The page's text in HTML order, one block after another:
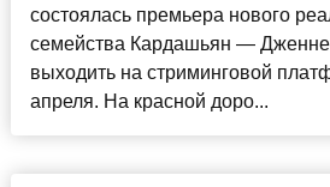
состоялась премьера нового
семейства Кардашьян —
выходить на стриминговой
апреля. На красной доро...